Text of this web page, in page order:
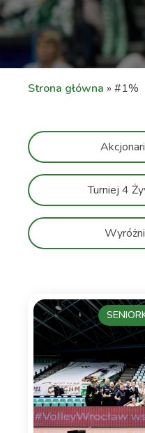
Strona główna » #1%
Turniej 4